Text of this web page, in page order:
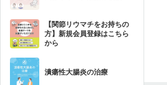
【関節リウマチをお持ちの
方】新規会員登録はこちら
から
潰瘍性大腸炎の治療